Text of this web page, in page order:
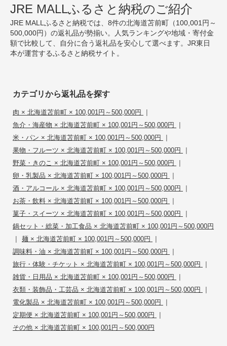
JRE MALLふるさと納税のご紹介
JRE MALLふるさと納税では、8件の北海道苫前町（100,001円～
500,000円）の返礼品が勢揃い。人気ランキングや地域・寄付金
額で比較して、自分に合う返礼品を安心して選べます。JR東日
本が運営するふるさと納税サイト。
カテゴリから返礼品を探す
肉 × 北海道苫前町 × 100,001円～500,000円 |
魚介・海産物 × 北海道苫前町 × 100,001円～500,000円 |
米・パン × 北海道苫前町 × 100,001円～500,000円 |
果物・フルーツ × 北海道苫前町 × 100,001円～500,000円 |
野菜・きのこ × 北海道苫前町 × 100,001円～500,000円 |
卵・乳製品 × 北海道苫前町 × 100,001円～500,000円 |
酒・アルコール × 北海道苫前町 × 100,001円～500,000円 |
お茶・飲料 × 北海道苫前町 × 100,001円～500,000円 |
菓子・スイーツ × 北海道苫前町 × 100,001円～500,000円 |
鍋セット・総菜・加工食品 × 北海道苫前町 × 100,001円～500,000円
| 麺 × 北海道苫前町 × 100,001円～500,000円 |
調味料・油 × 北海道苫前町 × 100,001円～500,000円 |
旅行・体験・チケット × 北海道苫前町 × 100,001円～500,000円 |
雑貨・日用品 × 北海道苫前町 × 100,001円～500,000円 |
衣類・装飾品・工芸品 × 北海道苫前町 × 100,001円～500,000円 |
電化製品 × 北海道苫前町 × 100,001円～500,000円 |
定期便 × 北海道苫前町 × 100,001円～500,000円 |
その他 × 北海道苫前町 × 100,001円～500,000円